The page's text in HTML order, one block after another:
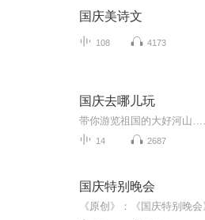
国庆美诗文
108 4173
国庆去哪儿玩
带你游览祖国的大好河山
14 2687
国庆特别晚会